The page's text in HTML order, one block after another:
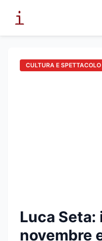
CULTURA E SPETTACOLO
Luca Seta:
novembre